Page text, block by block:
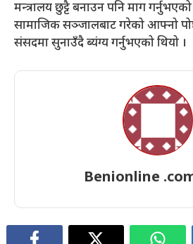
मन्त्रालय छुट्टै बनाउन पनि माग
सामाजिक सञ्जालबाट गरेको आफ्नो
संसदमा सुनाउँदै ब्यंग्य गर्नुभएको थियो ।
Benionline